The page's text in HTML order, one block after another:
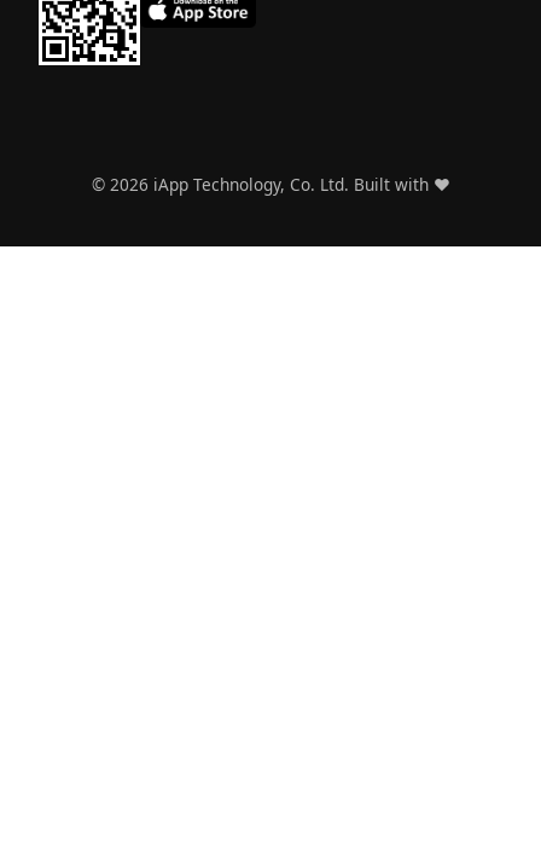
© 2026 iApp Technology, Co. Ltd. Built with ❤️